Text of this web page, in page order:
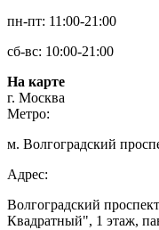
пн-пт: 11:00-21:00
сб-вс: 10:00-21:00
На карте
г. Москва
Метро:
м. Волгоградский
Адрес:
Волгоградский
Квадратный", 1 этаж,